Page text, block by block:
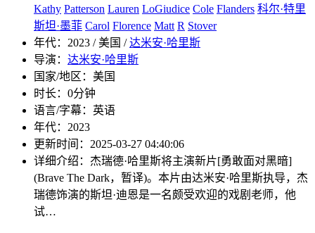
Kathy Patterson Lauren LoGiudice Cole Flanders 科尔·特里
斯坦·墨菲 Carol Florence Matt R Stover
年代： 2023 / 美国 /达米安·哈里斯
导演： 达米安·哈里斯
国家/地区： 美国
时长： 0分钟
语言/字幕： 英语
年代： 2023
更新时间： 2025-03-27 04:40:06
详细介绍： 杰瑞德·哈里斯将主演新片[勇敢面对黑暗]
(Brave The Dark，暂译)。本片由达米安·哈里斯执导，杰
瑞德饰演的斯坦·迪恩是一名颇受欢迎的戏剧老师，他
试…